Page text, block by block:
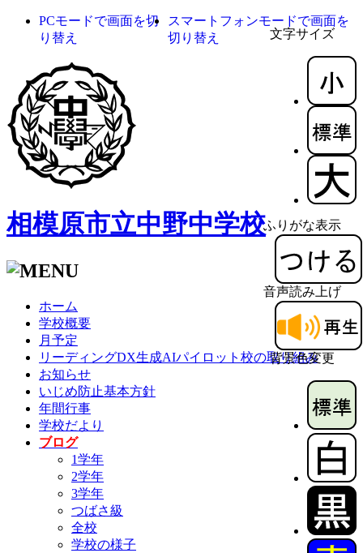
文字サイズ
ふりがな表示
音声読み上げ
背景色変更
PCモードで画面を切
り替え
スマートフォンモードで画面を
切り替え
相模原市立中野中学校
ホーム
学校概要
月予定
リーディングDX生成AIパイロット校の取り組み
お知らせ
いじめ防止基本方針
年間行事
学校だより
ブログ
1学年
2学年
3学年
つばさ級
全校
学校の様子